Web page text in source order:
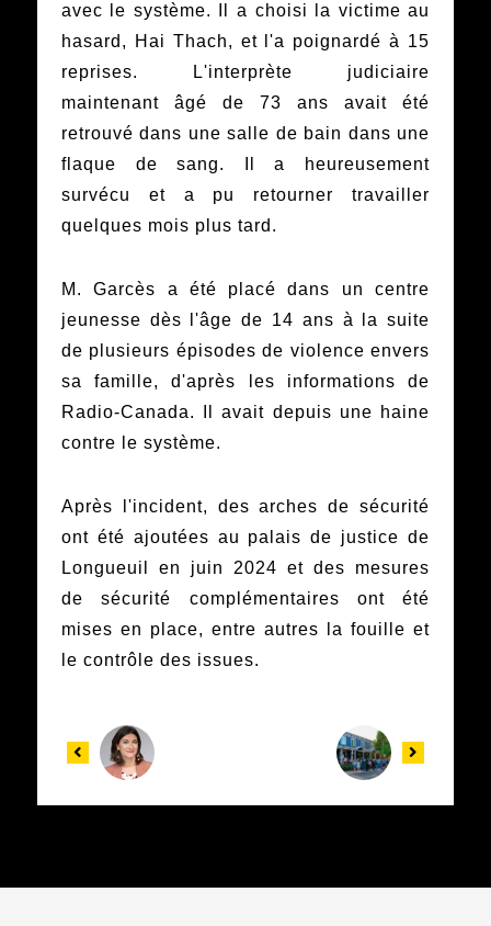
avec le système. Il a choisi la victime au
hasard, Hai Thach, et l'a poignardé à 15
reprises. L'interprète judiciaire
maintenant âgé de 73 ans avait été
retrouvé dans une salle de bain dans une
flaque de sang. Il a heureusement
survécu et a pu retourner travailler
quelques mois plus tard.
M. Garcès a été placé dans un centre
jeunesse dès l'âge de 14 ans à la suite
de plusieurs épisodes de violence envers
sa famille, d'après les informations de
Radio-Canada. Il avait depuis une haine
contre le système.
Après l'incident, des arches de sécurité
ont été ajoutées au palais de justice de
Longueuil en juin 2024 et des mesures
de sécurité complémentaires ont été
mises en place, entre autres la fouille et
le contrôle des issues.